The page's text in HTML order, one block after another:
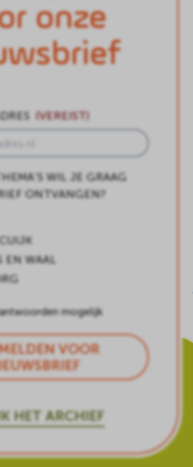
onze
(VEREIST)
WIL JE GRAAG
ONTVANGEN?
EN WAAL
mogelijk
VOOR
HET ARCHIEF